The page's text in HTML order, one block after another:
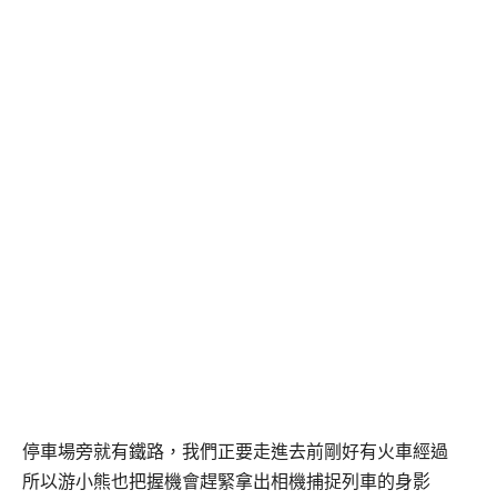
停車場旁就有鐵路，我們正要走進去前剛好有火車經過
所以游小熊也把握機會趕緊拿出相機捕捉列車的身影